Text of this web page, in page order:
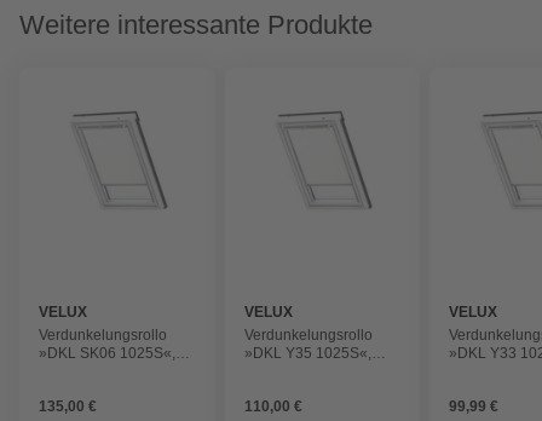
Weitere interessante Produkte
VELUX
Verdunkelungsrollo
»DKL SK06 1025S«,
135,00 €
VELUX
Verdunkelungsrollo
»DKL Y35 1025S«,
110,00 €
VELUX
»DKL Y33
99,99 €